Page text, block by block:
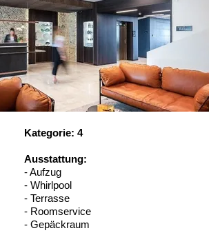
Kategorie: 4
Ausstattung:
- Aufzug
- Whirlpool
- Terrasse
- Roomservice
- Gepäckraum